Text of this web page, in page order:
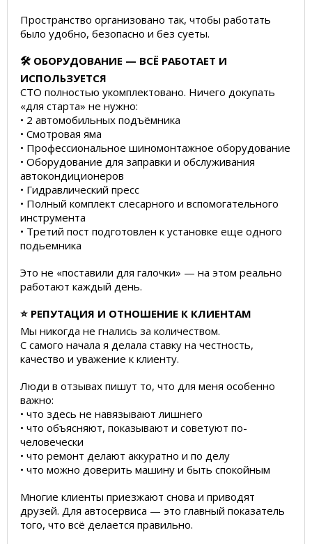
Пространство организовано так, чтобы работать
было удобно, безопасно и без суеты.
🛠️ ОБОРУДОВАНИЕ — ВСЁ РАБОТАЕТ И
ИСПОЛЬЗУЕТСЯ
СТО полностью укомплектовано. Ничего докупать
«для старта» не нужно:
• 2 автомобильных подъёмника
• Смотровая яма
• Профессиональное шиномонтажное оборудование
• Оборудование для заправки и обслуживания
автокондиционеров
• Гидравлический пресс
• Полный комплект слесарного и вспомогательного
инструмента
• Третий пост подготовлен к установке еще одного
подьемника
Это не «поставили для галочки» — на этом реально
работают каждый день.
⭐ РЕПУТАЦИЯ И ОТНОШЕНИЕ К КЛИЕНТАМ
Мы никогда не гнались за количеством.
С самого начала я делала ставку на честность,
качество и уважение к клиенту.
Люди в отзывах пишут то, что для меня особенно
важно:
• что здесь не навязывают лишнего
• что объясняют, показывают и советуют по-
человечески
• что ремонт делают аккуратно и по делу
• что можно доверить машину и быть спокойным
Многие клиенты приезжают снова и приводят
друзей. Для автосервиса — это главный показатель
того, что всё делается правильно.